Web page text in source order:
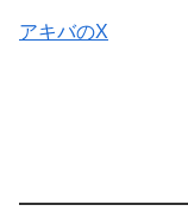
アキバのX